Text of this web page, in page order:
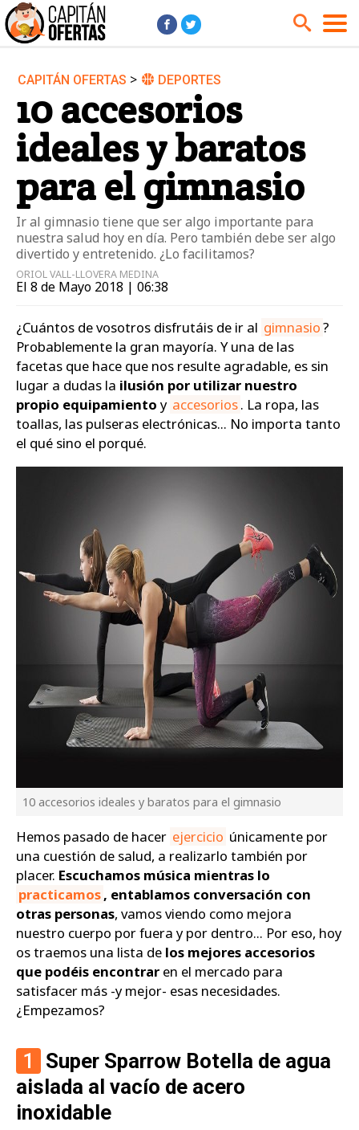
Audio y Música
Cámaras
Cine y Series
Coches
Deportes
Financiero
Hogar
Hoteles
Jardín
Juguetes
Libros
Moda él
Moda ella
Motos
Móviles
Tecnología
TV
Videojuegos
Vuelos
Zapatos
CAPITÁN OFERTAS > DEPORTES
10 accesorios
ideales y baratos
para el gimnasio
Ir al gimnasio tiene que ser algo importante para
nuestra salud hoy en día. Pero también debe ser algo
divertido y entretenido. ¿Lo facilitamos?
ORIOL VALL-LLOVERA MEDINA
El 8 de Mayo 2018 | 06:38
¿Cuántos de vosotros disfrutáis de ir al gimnasio?
Probablemente la gran mayoría. Y una de las
facetas que hace que nos resulte agradable, es sin
lugar a dudas la ilusión por utilizar nuestro
propio equipamiento y accesorios. La ropa, las
toallas, las pulseras electrónicas... No importa tanto
el qué sino el porqué.
10 accesorios ideales y baratos para el gimnasio
Hemos pasado de hacer ejercicio únicamente por
una cuestión de salud, a realizarlo también por
placer. Escuchamos música mientras lo
practicamos, entablamos conversación con
otras personas, vamos viendo como mejora
nuestro cuerpo por fuera y por dentro... Por eso, hoy
os traemos una lista de los mejores accesorios
que podéis encontrar en el mercado para
satisfacer más -y mejor- esas necesidades.
¿Empezamos?
1
Super Sparrow Botella de agua
aislada al vacío de acero
inoxidable